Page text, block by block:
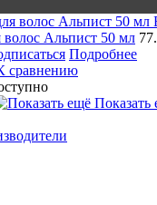
волос Альпист 50 мл
Подробнее
сравнению
Показать